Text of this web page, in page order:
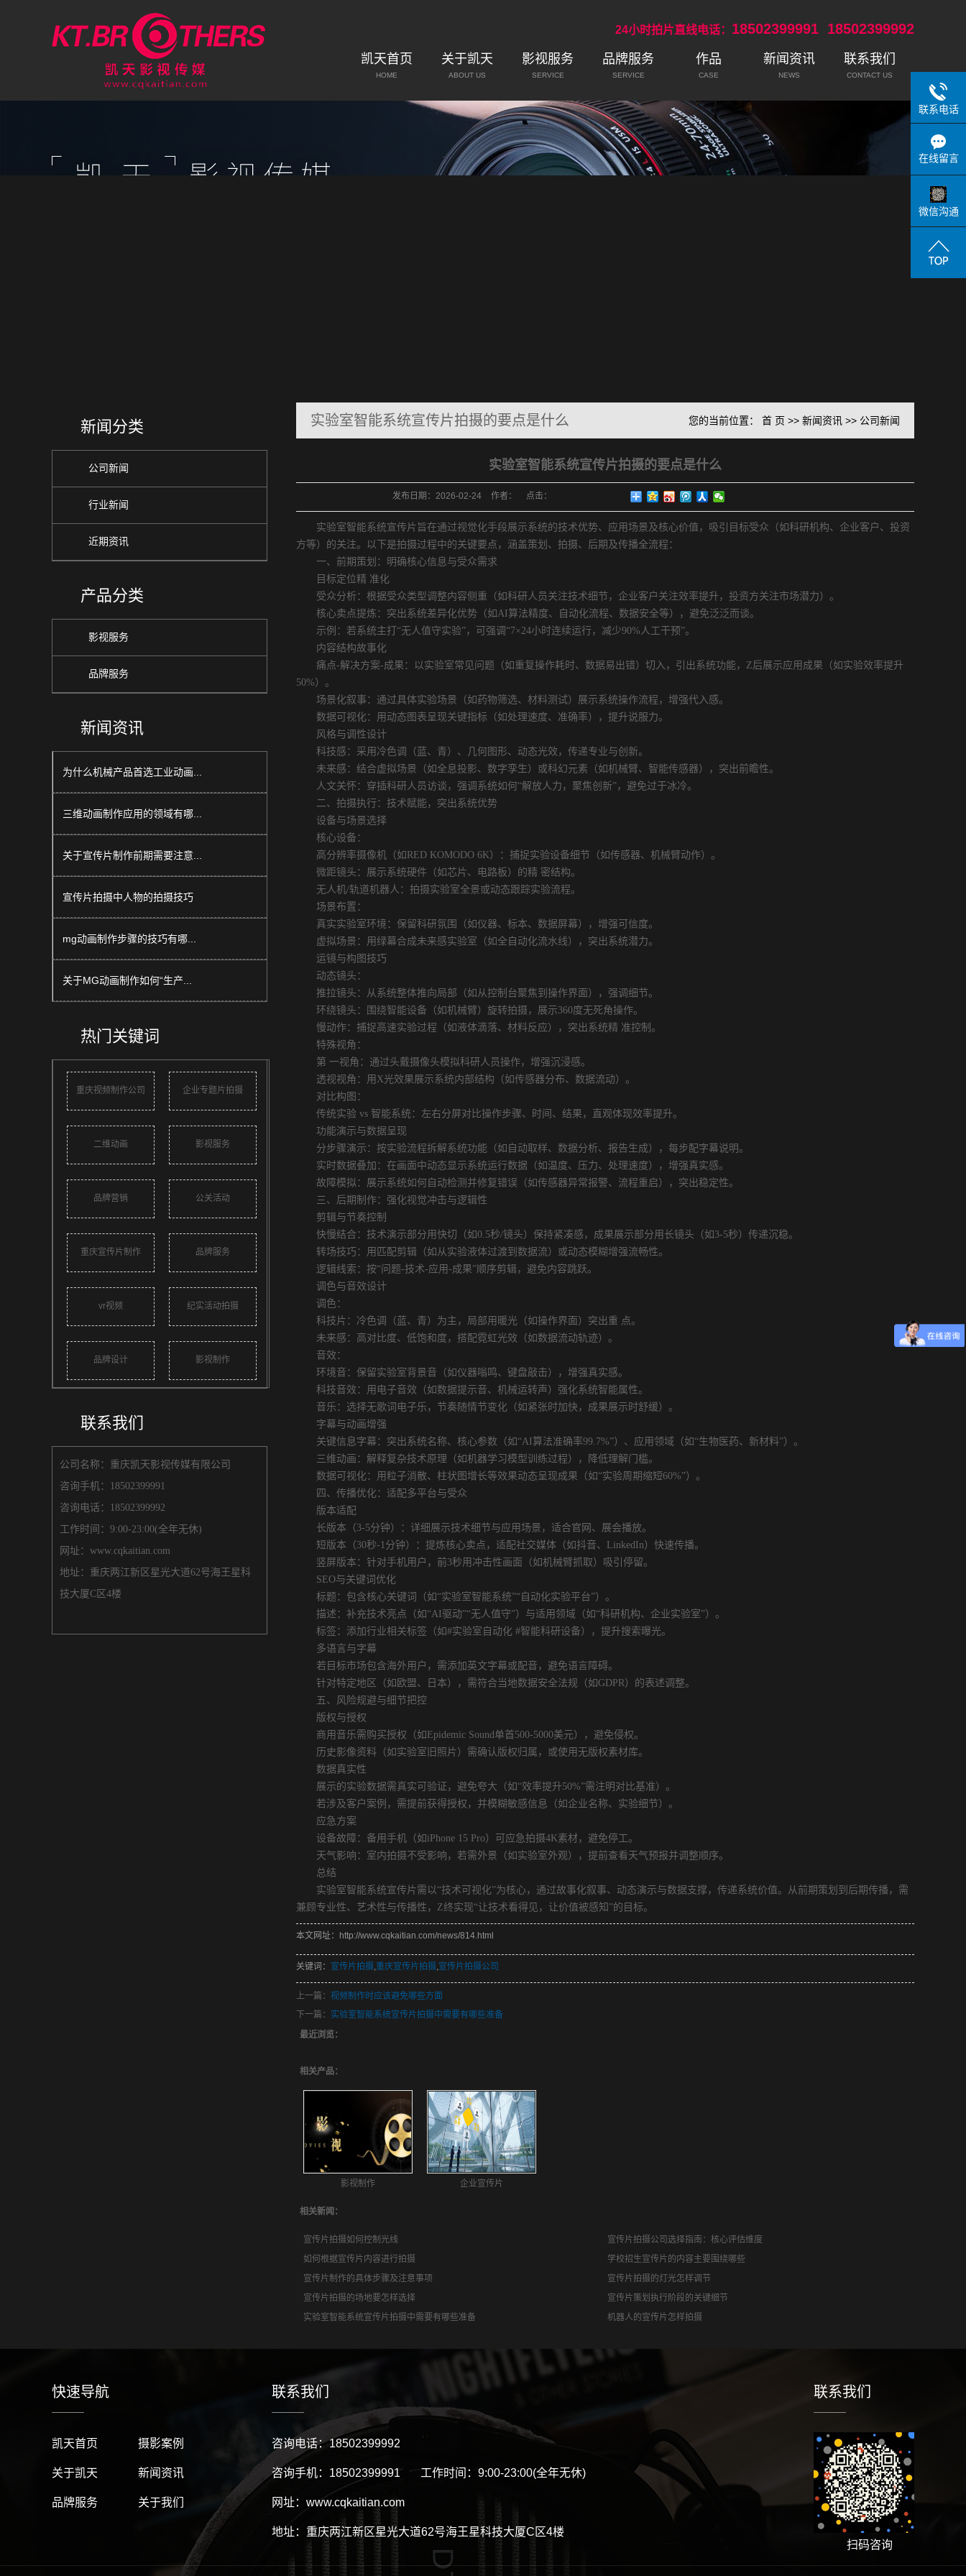
24小时拍片直线电话： 18502399991 18502399992
凯天首页
HOME
关于凯天
ABOUT US
联系我们
公司环境
影视服务
SERVICE
品牌服务
SERVICE
作品
CASE
TVC广告片
微电影
二维动画
新闻资讯
NEWS
近期资讯
联系我们
CONTACT US
新闻分类
公司新闻
行业新闻
近期资讯
产品分类
影视服务
品牌服务
新闻资讯
为什么机械产品首选工业动画...
三维动画制作应用的领域有哪...
关于宣传片制作前期需要注意...
宣传片拍摄中人物的拍摄技巧
mg动画制作步骤的技巧有哪...
关于MG动画制作如何“生产...
热门关键词
重庆视频制作公司 企业专题片拍摄
二维动画 影视服务
品牌营销 公关活动
重庆宣传片制作 品牌服务
vr视频 纪实活动拍摄
品牌设计 影视制作
联系我们
公司名称：重庆凯天影视传媒有限公司
咨询手机：18502399991
咨询电话：18502399992
工作时间：9:00-23:00(全年无休)
网址：www.cqkaitian.com
地址：重庆两江新区星光大道62号海王星科
技大厦C区4楼
实验室智能系统宣传片拍摄的要点是什么 您的当前位置： 首 页 >> 新闻资讯 >> 公司新闻
实验室智能系统宣传片拍摄的要点是什么
发布日期： 2026-02-24 作者： 点击：
实验室智能系统宣传片旨在通过视觉化手段展示系统的技术优势、应用场景及核心价值，吸引目标受众（如科研机构、企业客户、投资
方等）的关注。以下是拍摄过程中的关键要点，涵盖策划、拍摄、后期及传播全流程：
一、前期策划：明确核心信息与受众需求
目标定位精 准化
受众分析：根据受众类型调整内容侧重（如科研人员关注技术细节，企业客户关注效率提升，投资方关注市场潜力）。
核心卖点提炼：突出系统差异化优势（如AI算法精度、自动化流程、数据安全等），避免泛泛而谈。
示例：若系统主打“无人值守实验”，可强调“7×24小时连续运行，减少90%人工干预”。
内容结构故事化
痛点-解决方案-成果：以实验室常见问题（如重复操作耗时、数据易出错）切入，引出系统功能，Z后展示应用成果（如实验效率提升
50%）。
场景化叙事：通过具体实验场景（如药物筛选、材料测试）展示系统操作流程，增强代入感。
数据可视化：用动态图表呈现关键指标（如处理速度、准确率），提升说服力。
风格与调性设计
科技感：采用冷色调（蓝、青）、几何图形、动态光效，传递专业与创新。
未来感：结合虚拟场景（如全息投影、数字孪生）或科幻元素（如机械臂、智能传感器），突出前瞻性。
人文关怀：穿插科研人员访谈，强调系统如何“解放人力，聚焦创新”，避免过于冰冷。
二、拍摄执行：技术赋能，突出系统优势
设备与场景选择
核心设备：
高分辨率摄像机（如RED KOMODO 6K）：捕捉实验设备细节（如传感器、机械臂动作）。
微距镜头：展示系统硬件（如芯片、电路板）的精 密结构。
无人机/轨道机器人：拍摄实验室全景或动态跟踪实验流程。
场景布置：
真实实验室环境：保留科研氛围（如仪器、标本、数据屏幕），增强可信度。
虚拟场景：用绿幕合成未来感实验室（如全自动化流水线），突出系统潜力。
运镜与构图技巧
动态镜头：
推拉镜头：从系统整体推向局部（如从控制台聚焦到操作界面），强调细节。
环绕镜头：围绕智能设备（如机械臂）旋转拍摄，展示360度无死角操作。
慢动作：捕捉高速实验过程（如液体滴落、材料反应），突出系统精 准控制。
特殊视角：
第 一视角：通过头戴摄像头模拟科研人员操作，增强沉浸感。
透视视角：用X光效果展示系统内部结构（如传感器分布、数据流动）。
对比构图：
传统实验 vs 智能系统：左右分屏对比操作步骤、时间、结果，直观体现效率提升。
功能演示与数据呈现
分步骤演示：按实验流程拆解系统功能（如自动取样、数据分析、报告生成），每步配字幕说明。
实时数据叠加：在画面中动态显示系统运行数据（如温度、压力、处理速度），增强真实感。
故障模拟：展示系统如何自动检测并修复错误（如传感器异常报警、流程重启），突出稳定性。
三、后期制作：强化视觉冲击与逻辑性
剪辑与节奏控制
快慢结合：技术演示部分用快切（如0.5秒/镜头）保持紧凑感，成果展示部分用长镜头（如3-5秒）传递沉稳。
转场技巧：用匹配剪辑（如从实验液体过渡到数据流）或动态模糊增强流畅性。
逻辑线索：按“问题-技术-应用-成果”顺序剪辑，避免内容跳跃。
调色与音效设计
调色：
科技片：冷色调（蓝、青）为主，局部用暖光（如操作界面）突出重 点。
未来感：高对比度、低饱和度，搭配霓虹光效（如数据流动轨迹）。
音效：
环境音：保留实验室背景音（如仪器嗡鸣、键盘敲击），增强真实感。
科技音效：用电子音效（如数据提示音、机械运转声）强化系统智能属性。
音乐：选择无歌词电子乐，节奏随情节变化（如紧张时加快，成果展示时舒缓）。
字幕与动画增强
关键信息字幕：突出系统名称、核心参数（如“AI算法准确率99.7%”）、应用领域（如“生物医药、新材料”）。
三维动画：解释复杂技术原理（如机器学习模型训练过程），降低理解门槛。
数据可视化：用粒子消散、柱状图增长等效果动态呈现成果（如“实验周期缩短60%”）。
四、传播优化：适配多平台与受众
版本适配
长版本（3-5分钟）：详细展示技术细节与应用场景，适合官网、展会播放。
短版本（30秒-1分钟）：提炼核心卖点，适配社交媒体（如抖音、LinkedIn）快速传播。
竖屏版本：针对手机用户，前3秒用冲击性画面（如机械臂抓取）吸引停留。
SEO与关键词优化
标题：包含核心关键词（如“实验室智能系统”“自动化实验平台”）。
描述：补充技术亮点（如“AI驱动”“无人值守”）与适用领域（如“科研机构、企业实验室”）。
标签：添加行业相关标签（如#实验室自动化 #智能科研设备），提升搜索曝光。
多语言与字幕
若目标市场包含海外用户，需添加英文字幕或配音，避免语言障碍。
针对特定地区（如欧盟、日本），需符合当地数据安全法规（如GDPR）的表述调整。
五、风险规避与细节把控
版权与授权
商用音乐需购买授权（如Epidemic Sound单首500-5000美元），避免侵权。
历史影像资料（如实验室旧照片）需确认版权归属，或使用无版权素材库。
数据真实性
展示的实验数据需真实可验证，避免夸大（如“效率提升50%”需注明对比基准）。
若涉及客户案例，需提前获得授权，并模糊敏感信息（如企业名称、实验细节）。
应急方案
设备故障：备用手机（如iPhone 15 Pro）可应急拍摄4K素材，避免停工。
天气影响：室内拍摄不受影响，若需外景（如实验室外观），提前查看天气预报并调整顺序。
总结
实验室智能系统宣传片需以“技术可视化”为核心，通过故事化叙事、动态演示与数据支撑，传递系统价值。从前期策划到后期传播，需
兼顾专业性、艺术性与传播性，Z终实现“让技术看得见，让价值被感知”的目标。
本文网址：http://www.cqkaitian.com/news/814.html
关键词： 宣传片拍摄,重庆宣传片拍摄,宣传片拍摄公司
上一篇： 视频制作时应该避免哪些方面
下一篇： 实验室智能系统宣传片拍摄中需要有哪些准备
最近浏览：
相关产品：
影视制作 企业宣传片
相关新闻：
宣传片拍摄如何控制光线
宣传片拍摄公司选择指南：核心评估维度
如何根据宣传片内容进行拍摄
学校招生宣传片的内容主要围绕哪些
宣传片制作的具体步骤及注意事项
宣传片拍摄的灯光怎样调节
宣传片拍摄的场地要怎样选择
宣传片策划执行阶段的关键细节
实验室智能系统宣传片拍摄中需要有哪些准备
机器人的宣传片怎样拍摄
快速导航
凯天首页 摄影案例
关于凯天 新闻资讯
品牌服务 关于我们
联系我们
咨询电话：18502399992
咨询手机：18502399991 工作时间：9:00-23:00(全年无休)
网址：www.cqkaitian.com
地址：重庆两江新区星光大道62号海王星科技大厦C区4楼
联系我们
扫码咨询
联系电话
在线留言
微信沟通